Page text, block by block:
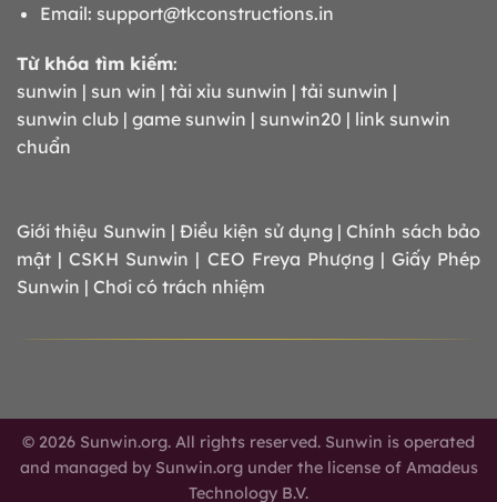
Email: support@tkconstructions.in
Từ khóa tìm kiếm:
sunwin | sun win | tài xỉu sunwin | tải sunwin |
sunwin club | game sunwin | sunwin20 | link sunwin
chuẩn
Giới thiệu Sunwin |Điều kiện sử dụng|Chính sách bảo
mật |CSKH Sunwin | CEO Freya Phượng| Giấy Phép
Sunwin | Chơi có trách nhiệm
© 2026 Sunwin.org. All rights reserved. Sunwin is operated
and managed by Sunwin.org under the license of Amadeus
Technology B.V.